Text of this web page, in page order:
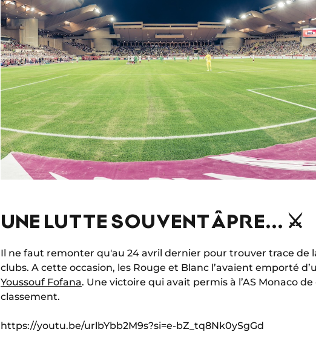
UNE LUTTE SOUVENT ÂPRE... ⚔️
Il ne faut remonter qu'au 24 avril dernier pour trouver trace
clubs. A cette occasion, les Rouge et Blanc l’avaient emporté
Youssouf Fofana. Une victoire qui avait permis à l’AS Monaco
classement.
https://youtu.be/urlbYbb2M9s?si=e-bZ_tq8Nk0ySgGd